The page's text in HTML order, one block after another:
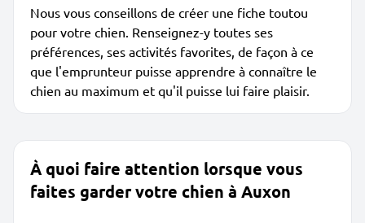
Nous vous conseillons de créer une fiche toutou
pour votre chien. Renseignez-y toutes ses
préférences, ses activités favorites, de façon à ce
que l'emprunteur puisse apprendre à connaître le
chien au maximum et qu'il puisse lui faire plaisir.
À quoi faire attention lorsque vous
faites garder votre chien à Auxon